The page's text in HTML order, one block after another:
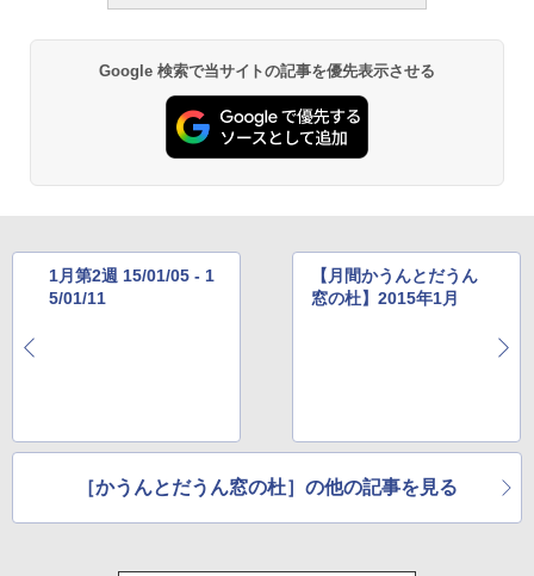
ない、大きな画面で読みやすい、6週間持
続バッテリー、6インチディスプレイ電子
書籍リーダー、ブラック、16GB、広告な
Kindle Paperwhite シグニチャーエディ
ション (32GB) 7インチディスプレイ、明
Amazon Kindle Colorsoft | 16GBストレ
ージ、防水、7インチカラーディスプレ
Google 検索で当サイトの記事を優先表示させる
1月第2週 15/01/05 - 1
5/01/11
【月間かうんとだうん
窓の杜】2015年1月
［かうんとだうん窓の杜］の他の記事を見る